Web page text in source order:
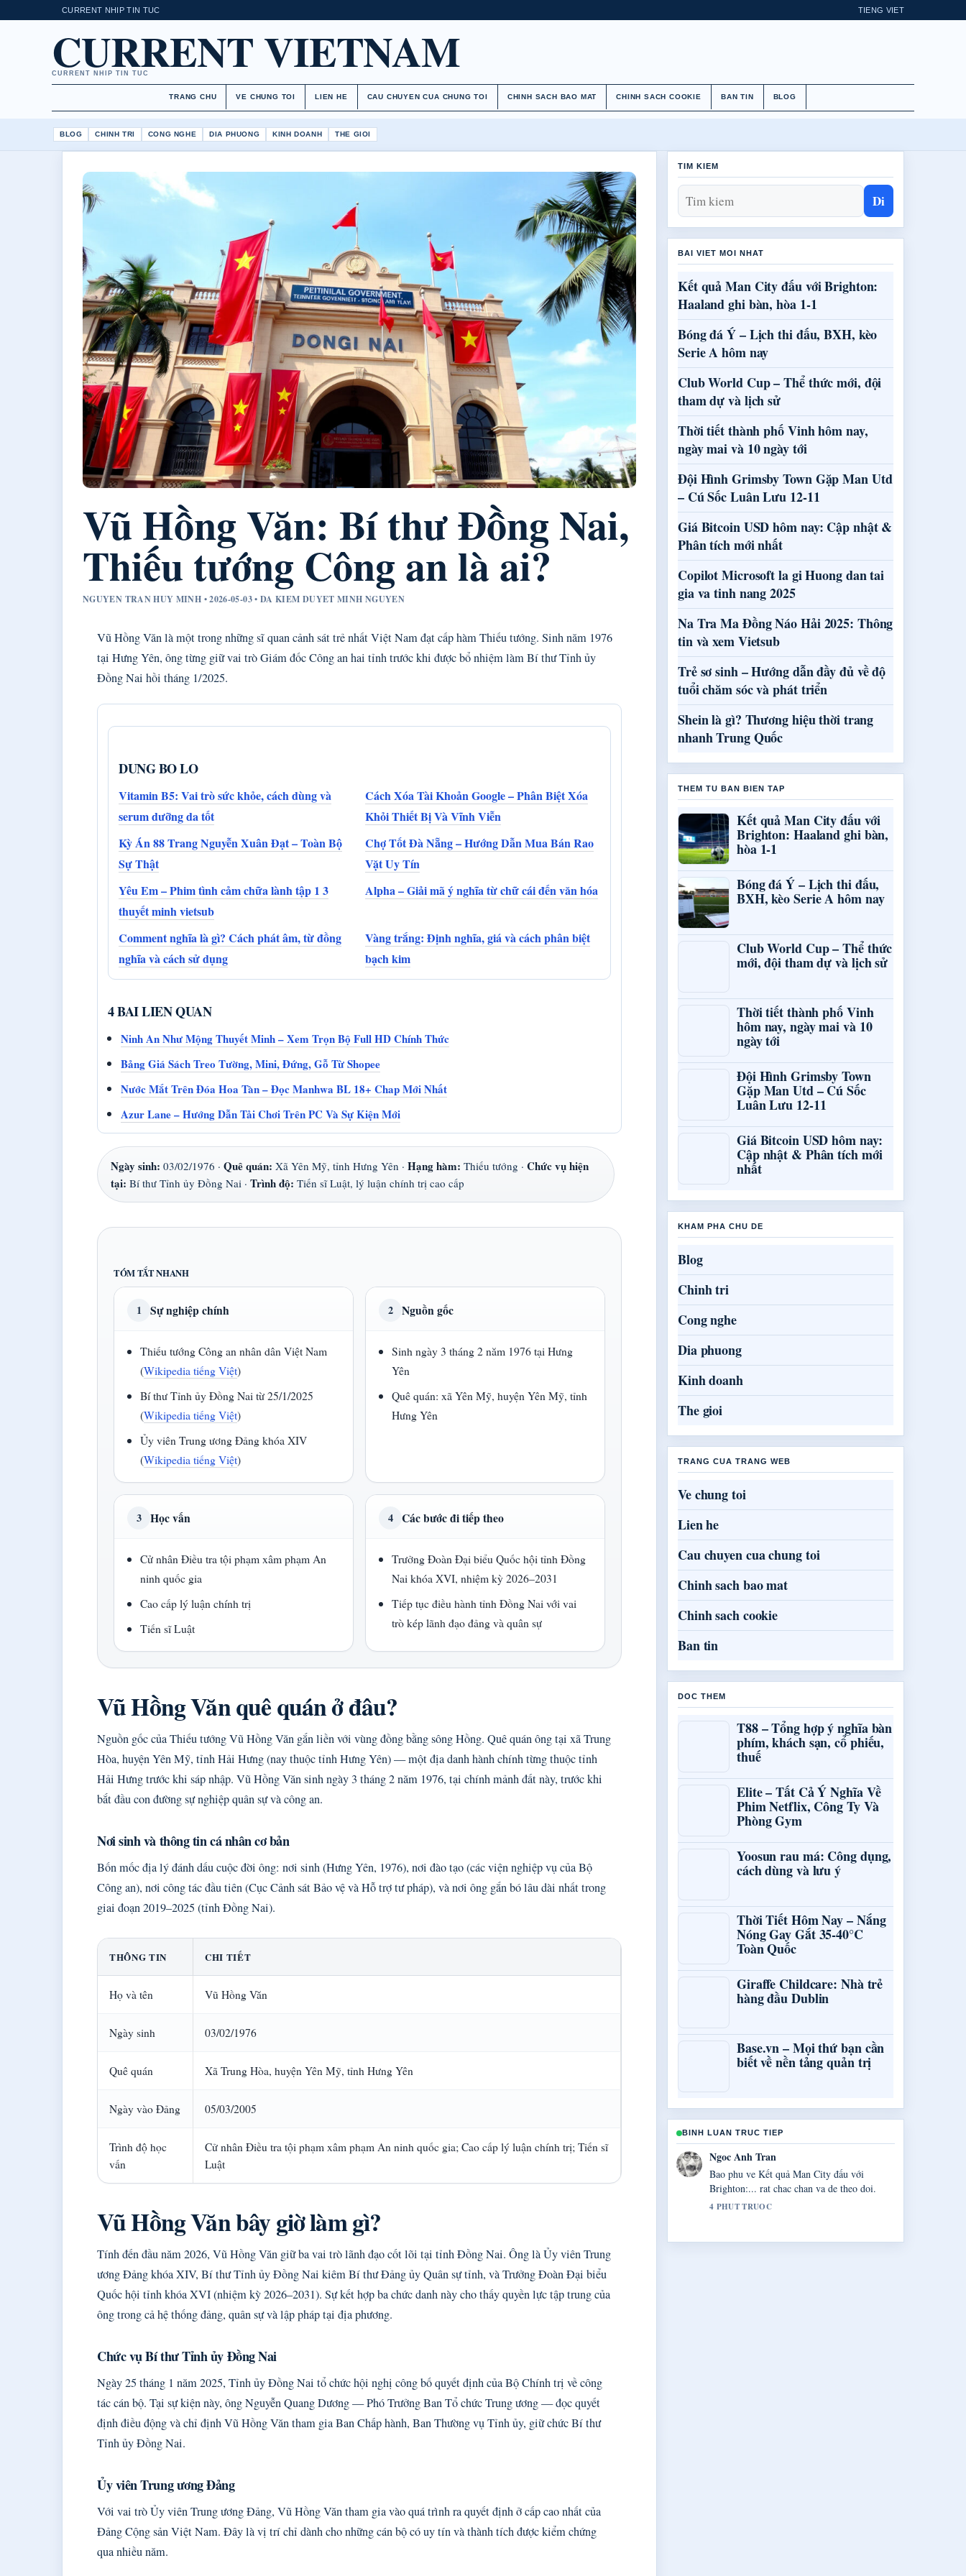
CURRENT NHIP TIN TUC TIENG VIET
CURRENT VIETNAM
CURRENT NHIP TIN TUC
TRANG CHU VE CHUNG TOI LIEN HE CAU CHUYEN CUA CHUNG TOI CHINH SACH BAO MAT CHINH SACH COOKIE BAN TIN BLOG
BLOG CHINH TRI CONG NGHE DIA PHUONG KINH DOANH THE GIOI
Vũ Hồng Văn: Bí thư Đồng Nai,
Thiếu tướng Công an là ai?
NGUYEN TRAN HUY MINH • 2026-05-03 • DA KIEM DUYET MINH NGUYEN
Vũ Hồng Văn là một trong những sĩ quan cảnh sát trẻ nhất Việt Nam đạt cấp hàm Thiếu tướng. Sinh năm 1976
tại Hưng Yên, ông từng giữ vai trò Giám đốc Công an hai tỉnh trước khi được bổ nhiệm làm Bí thư Tỉnh ủy
Đồng Nai hồi tháng 1/2025.
DUNG BO LO
Vitamin B5: Vai trò sức khỏe, cách dùng và
serum dưỡng da tốt
Cách Xóa Tài Khoản Google – Phân Biệt Xóa
Khỏi Thiết Bị Và Vĩnh Viễn
Kỳ Án 88 Trang Nguyễn Xuân Đạt – Toàn Bộ
Sự Thật
Chợ Tốt Đà Nẵng – Hướng Dẫn Mua Bán Rao
Vặt Uy Tín
Yêu Em – Phim tình cảm chữa lành tập 1 3
thuyết minh vietsub
Alpha – Giải mã ý nghĩa từ chữ cái đến văn hóa
Comment nghĩa là gì? Cách phát âm, từ đồng
nghĩa và cách sử dụng
Vàng trắng: Định nghĩa, giá và cách phân biệt
bạch kim
4 BAI LIEN QUAN
Ninh An Như Mộng Thuyết Minh – Xem Trọn Bộ Full HD Chính Thức
Bảng Giá Sách Treo Tường, Mini, Đứng, Gỗ Từ Shopee
Nước Mắt Trên Đóa Hoa Tàn – Đọc Manhwa BL 18+ Chap Mới Nhất
Azur Lane – Hướng Dẫn Tải Chơi Trên PC Và Sự Kiện Mới
Ngày sinh: 03/02/1976 · Quê quán: Xã Yên Mỹ, tỉnh Hưng Yên · Hạng hàm: Thiếu tướng · Chức vụ hiện
tại: Bí thư Tỉnh ủy Đồng Nai · Trình độ: Tiến sĩ Luật, lý luận chính trị cao cấp
TÓM TẮT NHANH
1 Sự nghiệp chính
Thiếu tướng Công an nhân dân Việt Nam
(Wikipedia tiếng Việt)
Bí thư Tỉnh ủy Đồng Nai từ 25/1/2025
(Wikipedia tiếng Việt)
Ủy viên Trung ương Đảng khóa XIV
(Wikipedia tiếng Việt)
2 Nguồn gốc
Sinh ngày 3 tháng 2 năm 1976 tại Hưng
Yên
Quê quán: xã Yên Mỹ, huyện Yên Mỹ, tỉnh
Hưng Yên
3 Học vấn
Cử nhân Điều tra tội phạm xâm phạm An
ninh quốc gia
Cao cấp lý luận chính trị
Tiến sĩ Luật
4 Các bước đi tiếp theo
Trưởng Đoàn Đại biểu Quốc hội tỉnh Đồng
Nai khóa XVI, nhiệm kỳ 2026–2031
Tiếp tục điều hành tỉnh Đồng Nai với vai
trò kép lãnh đạo đảng và quân sự
Vũ Hồng Văn quê quán ở đâu?
Nguồn gốc của Thiếu tướng Vũ Hồng Văn gắn liền với vùng đồng bằng sông Hồng. Quê quán ông tại xã Trung
Hòa, huyện Yên Mỹ, tỉnh Hải Hưng (nay thuộc tỉnh Hưng Yên) — một địa danh hành chính từng thuộc tỉnh
Hải Hưng trước khi sáp nhập. Vũ Hồng Văn sinh ngày 3 tháng 2 năm 1976, tại chính mảnh đất này, trước khi
bắt đầu con đường sự nghiệp quân sự và công an.
Nơi sinh và thông tin cá nhân cơ bản
Bốn mốc địa lý đánh dấu cuộc đời ông: nơi sinh (Hưng Yên, 1976), nơi đào tạo (các viện nghiệp vụ của Bộ
Công an), nơi công tác đầu tiên (Cục Cảnh sát Bảo vệ và Hỗ trợ tư pháp), và nơi ông gắn bó lâu dài nhất trong
giai đoạn 2019–2025 (tỉnh Đồng Nai).
THÔNG TIN CHI TIẾT
Họ và tên Vũ Hồng Văn
Ngày sinh 03/02/1976
Quê quán Xã Trung Hòa, huyện Yên Mỹ, tỉnh Hưng Yên
Ngày vào Đảng 05/03/2005
Trình độ học
vấn
Cử nhân Điều tra tội phạm xâm phạm An ninh quốc gia; Cao cấp lý luận chính trị; Tiến sĩ
Luật
Vũ Hồng Văn bây giờ làm gì?
Tính đến đầu năm 2026, Vũ Hồng Văn giữ ba vai trò lãnh đạo cốt lõi tại tỉnh Đồng Nai. Ông là Ủy viên Trung
ương Đảng khóa XIV, Bí thư Tỉnh ủy Đồng Nai kiêm Bí thư Đảng ủy Quân sự tỉnh, và Trưởng Đoàn Đại biểu
Quốc hội tỉnh khóa XVI (nhiệm kỳ 2026–2031). Sự kết hợp ba chức danh này cho thấy quyền lực tập trung của
ông trong cả hệ thống đảng, quân sự và lập pháp tại địa phương.
Chức vụ Bí thư Tỉnh ủy Đồng Nai
Ngày 25 tháng 1 năm 2025, Tỉnh ủy Đồng Nai tổ chức hội nghị công bố quyết định của Bộ Chính trị về công
tác cán bộ. Tại sự kiện này, ông Nguyễn Quang Dương — Phó Trưởng Ban Tổ chức Trung ương — đọc quyết
định điều động và chỉ định Vũ Hồng Văn tham gia Ban Chấp hành, Ban Thường vụ Tỉnh ủy, giữ chức Bí thư
Tỉnh ủy Đồng Nai.
Ủy viên Trung ương Đảng
Với vai trò Ủy viên Trung ương Đảng, Vũ Hồng Văn tham gia vào quá trình ra quyết định ở cấp cao nhất của
Đảng Cộng sản Việt Nam. Đây là vị trí chỉ dành cho những cán bộ có uy tín và thành tích được kiểm chứng
qua nhiều năm.
TIM KIEM
Di
BAI VIET MOI NHAT
Kết quả Man City đấu với Brighton:
Haaland ghi bàn, hòa 1-1
Bóng đá Ý – Lịch thi đấu, BXH, kèo
Serie A hôm nay
Club World Cup – Thể thức mới, đội
tham dự và lịch sử
Thời tiết thành phố Vinh hôm nay,
ngày mai và 10 ngày tới
Đội Hình Grimsby Town Gặp Man Utd
– Cú Sốc Luân Lưu 12-11
Giá Bitcoin USD hôm nay: Cập nhật &
Phân tích mới nhất
Copilot Microsoft la gi Huong dan tai
gia va tinh nang 2025
Na Tra Ma Đồng Náo Hải 2025: Thông
tin và xem Vietsub
Trẻ sơ sinh – Hướng dẫn đầy đủ về độ
tuổi chăm sóc và phát triển
Shein là gì? Thương hiệu thời trang
nhanh Trung Quốc
THEM TU BAN BIEN TAP
Kết quả Man City đấu với
Brighton: Haaland ghi bàn,
hòa 1-1
Bóng đá Ý – Lịch thi đấu,
BXH, kèo Serie A hôm nay
Club World Cup – Thể thức
mới, đội tham dự và lịch sử
Thời tiết thành phố Vinh
hôm nay, ngày mai và 10
ngày tới
Đội Hình Grimsby Town
Gặp Man Utd – Cú Sốc
Luân Lưu 12-11
Giá Bitcoin USD hôm nay:
Cập nhật & Phân tích mới
nhất
KHAM PHA CHU DE
Blog
Chinh tri
Cong nghe
Dia phuong
Kinh doanh
The gioi
TRANG CUA TRANG WEB
Ve chung toi
Lien he
Cau chuyen cua chung toi
Chinh sach bao mat
Chinh sach cookie
Ban tin
DOC THEM
T88 – Tổng hợp ý nghĩa bàn
phím, khách sạn, cổ phiếu,
thuế
Elite – Tất Cả Ý Nghĩa Về
Phim Netflix, Công Ty Và
Phòng Gym
Yoosun rau má: Công dụng,
cách dùng và lưu ý
Thời Tiết Hôm Nay – Nắng
Nóng Gay Gắt 35-40°C
Toàn Quốc
Giraffe Childcare: Nhà trẻ
hàng đầu Dublin
Base.vn – Mọi thứ bạn cần
biết về nền tảng quản trị
BINH LUAN TRUC TIEP
Minh Nguyen
Cong tac xac minh quanh Bóng đá Ý
&#8211; Lịch thi đấu,... rat tot. Nhieu toa
soan nen viet theo cach nay.